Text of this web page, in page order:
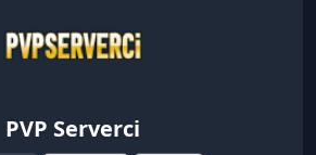
PVP Serverci